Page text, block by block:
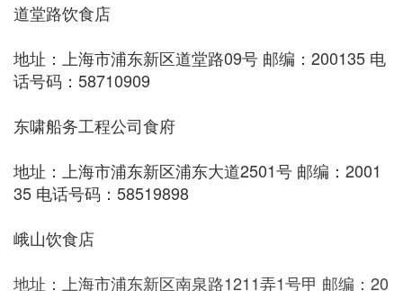
道堂路饮食店
地址：上海市浦东新区道堂路09号 邮编：200135 电
话号码：58710909
东啸船务工程公司食府
地址：上海市浦东新区浦东大道2501号 邮编：2001
35 电话号码：58519898
峨山饮食店
地址：上海市浦东新区南泉路1211弄1号甲 邮编：20